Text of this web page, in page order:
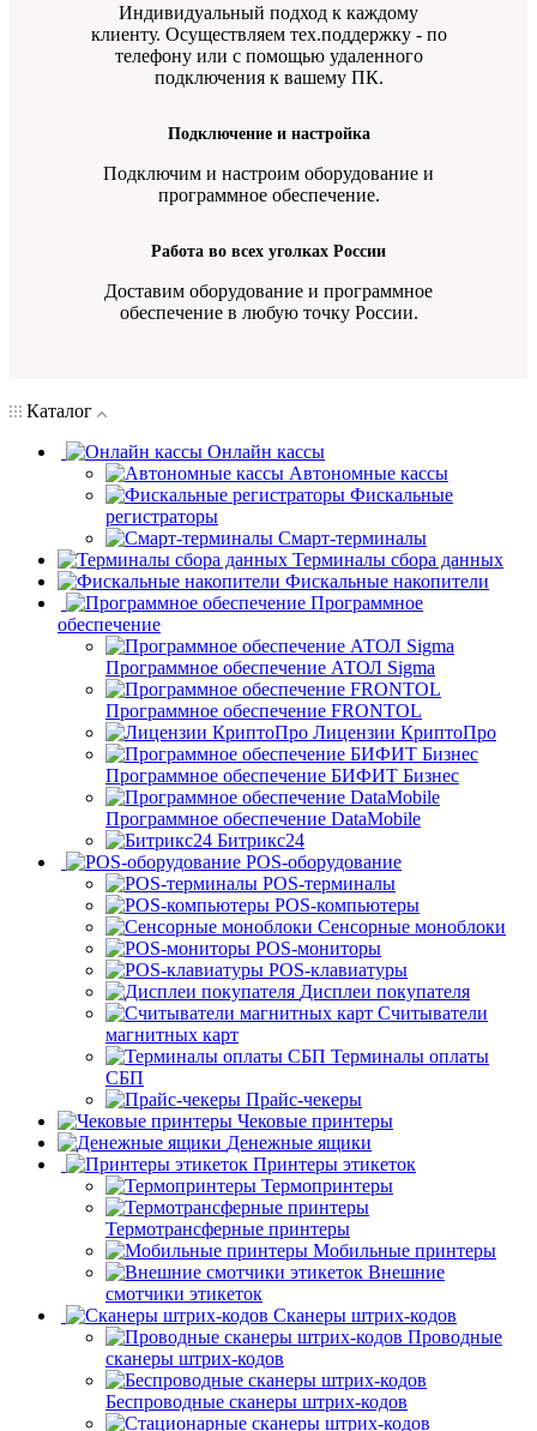
Индивидуальный подход к каждому
клиенту. Осуществляем тех.поддержку - по
телефону или с помощью удаленного
подключения к вашему ПК.
Подключение и настройка
Подключим и настроим оборудование и
программное обеспечение.
Работа во всех уголках России
Доставим оборудование и программное
обеспечение в любую точку России.
Каталог
Онлайн кассы
Автономные кассы
Фискальные
регистраторы
Смарт-терминалы
Терминалы сбора данных
Фискальные накопители
Программное
обеспечение
Программное обеспечение АТОЛ Sigma
Программное обеспечение FRONTOL
Лицензии КриптоПро
Программное обеспечение БИФИТ Бизнес
Программное обеспечение DataMobile
Битрикс24
POS-оборудование
POS-терминалы
POS-компьютеры
Сенсорные моноблоки
POS-мониторы
POS-клавиатуры
Дисплеи покупателя
Считыватели
магнитных карт
Терминалы оплаты
СБП
Прайс-чекеры
Чековые принтеры
Денежные ящики
Принтеры этикеток
Термопринтеры
Термотрансферные принтеры
Мобильные принтеры
Внешние
смотчики этикеток
Сканеры штрих-кодов
Проводные
сканеры штрих-кодов
Беспроводные сканеры штрих-кодов